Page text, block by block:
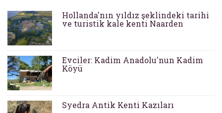
Hollanda'nın yıldız şeklindeki tarihi
ve turistik kale kenti Naarden
Evciler: Kadim Anadolu'nun Kadim
Köyü
Syedra Antik Kenti Kazıları